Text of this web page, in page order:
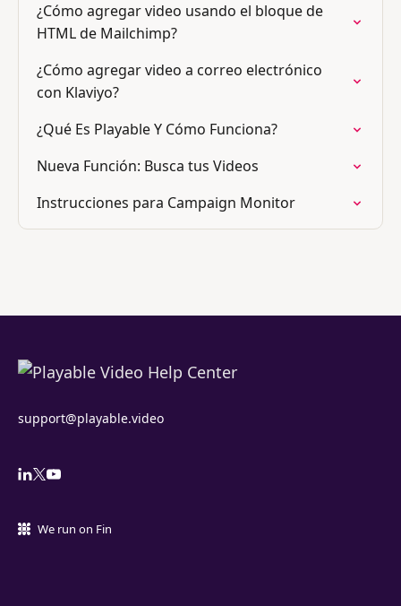
¿Cómo agregar video usando el bloque de
HTML de Mailchimp?
¿Cómo agregar video a correo electrónico
con Klaviyo?
¿Qué Es Playable Y Cómo Funciona?
Nueva Función: Busca tus Videos
Instrucciones para Campaign Monitor
support@playable.video
We run on Fin